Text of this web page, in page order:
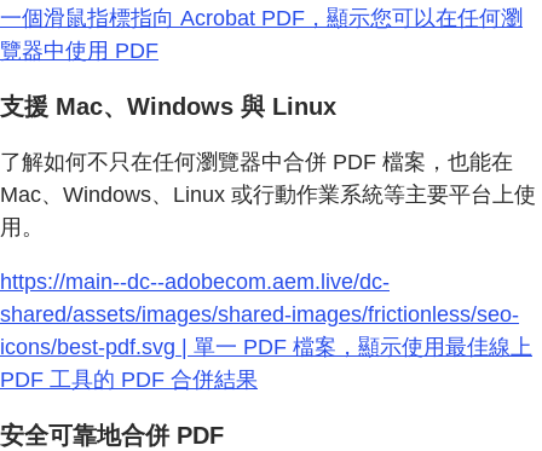
一個滑鼠指標指向 Acrobat PDF，顯示您可以在任何瀏
覽器中使用 PDF
支援 Mac、Windows 與 Linux
了解如何不只在任何瀏覽器中合併 PDF 檔案，也能在
Mac、Windows、Linux 或行動作業系統等主要平台上使
用。
https://main--dc--adobecom.aem.live/dc-
shared/assets/images/shared-images/frictionless/seo-
icons/best-pdf.svg | 單一 PDF 檔案，顯示使用最佳線上
PDF 工具的 PDF 合併結果
安全可靠地合併 PDF